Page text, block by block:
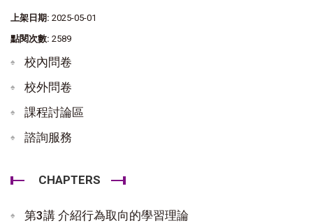
上架日期: 2025-05-01
點閱次數: 2589
校內問卷
校外問卷
課程討論區
諮詢服務
CHAPTERS
第3講 介紹行為取向的學習理論